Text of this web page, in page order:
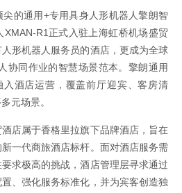
尖的通用+专用具身人形机器人擎朗智
R1正式入驻上海虹桥机场盛贸
形机器人服务员的酒店，更成为全球
协同作业的智慧场景范本。擎朗通用
酒店运营，覆盖前厅迎宾、客房清
元场景。
店属于香格里拉旗下品牌酒店，旨在
一代商旅酒店标杆。面对酒店服务需
求极高的挑战，酒店管理层寻求通过
、强化服务标准化，并为宾客创造独